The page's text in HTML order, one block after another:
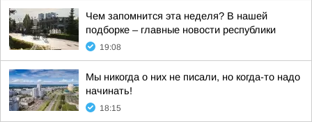
Чем запомнится эта неделя? В нашей
подборке – главные новости республики
19:08
Мы никогда о них не писали, но когда-то надо
начинать!
18:15